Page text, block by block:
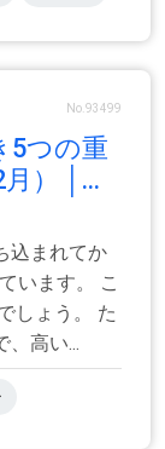
No.93499
5つの重
） │...
込まれてか
います。 こ
しょう。 た
、高い...